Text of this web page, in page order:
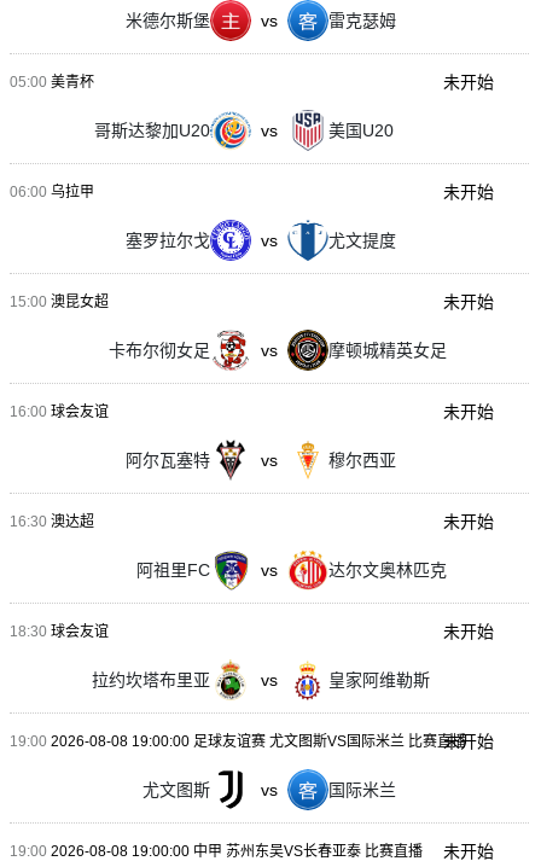
米德尔斯堡 vs 雷克瑟姆
05:00 美青杯
哥斯达黎加U20 vs 美国U20
未开始
06:00 乌拉甲
塞罗拉尔戈 vs 尤文提度
未开始
15:00 澳昆女超
卡布尔彻女足 vs 摩顿城精英女足
未开始
16:00 球会友谊
阿尔瓦塞特 vs 穆尔西亚
未开始
16:30 澳达超
阿祖里FC vs 达尔文奥林匹克
未开始
18:30 球会友谊
拉约坎塔布里亚 vs 皇家阿维勒斯
未开始
19:00 2026-08-08 19:00:00 足球友谊赛 尤文图斯VS国际米兰 比赛直播
尤文图斯 vs 国际米兰
未开始
19:00 2026-08-08 19:00:00 中甲 苏州东吴VS长春亚泰 比赛直播 未开始